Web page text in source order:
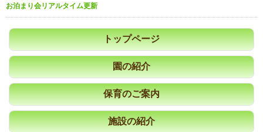
お泊まり会リアルタイム更新
トップページ
園の紹介
保育のご案内
施設の紹介